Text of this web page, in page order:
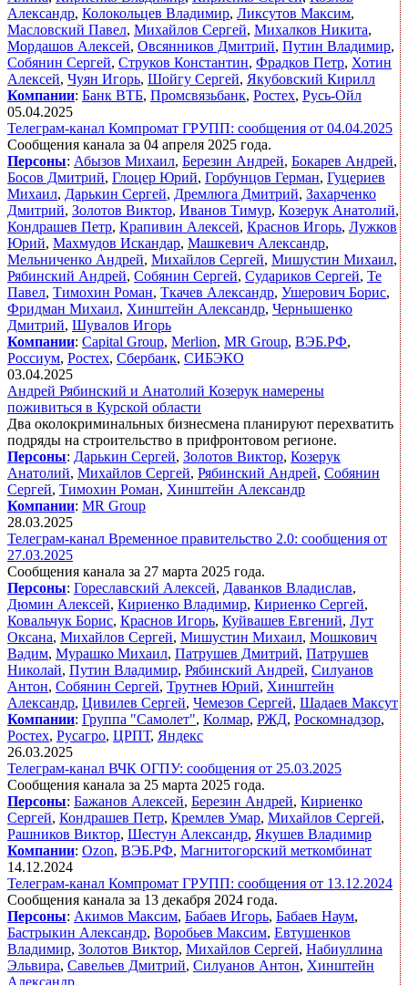
Александр, Колокольцев Владимир, Ликсутов Максим,
Масловский Павел, Михайлов Сергей, Михалков Никита,
Мордашов Алексей, Овсянников Дмитрий, Путин Владимир,
Собянин Сергей, Струков Константин, Фрадков Петр, Хотин
Алексей, Чуян Игорь, Шойгу Сергей, Якубовский Кирилл
Компании: Банк ВТБ, Промсвязьбанк, Ростех, Русь-Ойл
05.04.2025
Телеграм-канал Компромат ГРУПП: сообщения от 04.04.2025
Сообщения канала за 04 апреля 2025 года.
Персоны: Абызов Михаил, Березин Андрей, Бокарев Андрей,
Босов Дмитрий, Глоцер Юрий, Горбунцов Герман, Гуцериев
Михаил, Дарькин Сергей, Дремлюга Дмитрий, Захарченко
Дмитрий, Золотов Виктор, Иванов Тимур, Козерук Анатолий,
Кондрашев Петр, Крапивин Алексей, Краснов Игорь, Лужков
Юрий, Махмудов Искандар, Машкевич Александр,
Мельниченко Андрей, Михайлов Сергей, Мишустин Михаил,
Рябинский Андрей, Собянин Сергей, Судариков Сергей, Те
Павел, Тимохин Роман, Ткачев Александр, Ушерович Борис,
Фридман Михаил, Хинштейн Александр, Чернышенко
Дмитрий, Шувалов Игорь
Компании: Capital Group, Merlion, MR Group, ВЭБ.РФ,
Россиум, Ростех, Сбербанк, СИБЭКО
03.04.2025
Андрей Рябинский и Анатолий Козерук намерены
поживиться в Курской области
Два околокриминальных бизнесмена планируют перехватить
подряды на строительство в прифронтовом регионе.
Персоны: Дарькин Сергей, Золотов Виктор, Козерук
Анатолий, Михайлов Сергей, Рябинский Андрей, Собянин
Сергей, Тимохин Роман, Хинштейн Александр
Компании: MR Group
28.03.2025
Телеграм-канал Временное правительство 2.0: сообщения от
27.03.2025
Сообщения канала за 27 марта 2025 года.
Персоны: Гореславский Алексей, Даванков Владислав,
Дюмин Алексей, Кириенко Владимир, Кириенко Сергей,
Ковальчук Борис, Краснов Игорь, Куйвашев Евгений, Лут
Оксана, Михайлов Сергей, Мишустин Михаил, Мошкович
Вадим, Мурашко Михаил, Патрушев Дмитрий, Патрушев
Николай, Путин Владимир, Рябинский Андрей, Силуанов
Антон, Собянин Сергей, Трутнев Юрий, Хинштейн
Александр, Цивилев Сергей, Чемезов Сергей, Шадаев Максут
Компании: Группа "Самолет", Колмар, РЖД, Роскомнадзор,
Ростех, Русагро, ЦРПТ, Яндекс
26.03.2025
Телеграм-канал ВЧК ОГПУ: сообщения от 25.03.2025
Сообщения канала за 25 марта 2025 года.
Персоны: Бажанов Алексей, Березин Андрей, Кириенко
Сергей, Кондрашев Петр, Кремлев Умар, Михайлов Сергей,
Рашников Виктор, Шестун Александр, Якушев Владимир
Компании: Ozon, ВЭБ.РФ, Магнитогорский меткомбинат
14.12.2024
Телеграм-канал Компромат ГРУПП: сообщения от 13.12.2024
Сообщения канала за 13 декабря 2024 года.
Персоны: Акимов Максим, Бабаев Игорь, Бабаев Наум,
Бастрыкин Александр, Воробьев Максим, Евтушенков
Владимир, Золотов Виктор, Михайлов Сергей, Набиуллина
Эльвира, Савельев Дмитрий, Силуанов Антон, Хинштейн
Александр